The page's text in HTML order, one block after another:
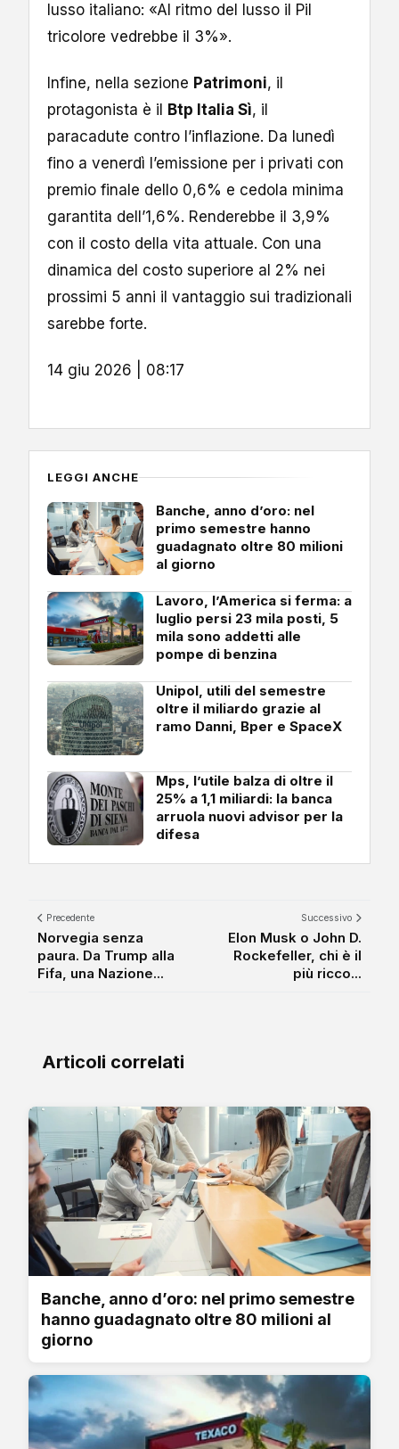
lusso italiano: «Al ritmo del lusso il Pil
tricolore vedrebbe il 3%».
Infine, nella sezione Patrimoni, il
protagonista è il Btp Italia Sì, il
paracadute contro l’inflazione. Da lunedì
fino a venerdì l’emissione per i privati con
premio finale dello 0,6% e cedola minima
garantita dell’1,6%. Renderebbe il 3,9%
con il costo della vita attuale. Con una
dinamica del costo superiore al 2% nei
prossimi 5 anni il vantaggio sui tradizionali
sarebbe forte.
14 giu 2026 | 08:17
LEGGI ANCHE
Banche, anno d’oro: nel
primo semestre hanno
guadagnato oltre 80 milioni
al giorno
Lavoro, l’America si ferma: a
luglio persi 23 mila posti, 5
mila sono addetti alle
pompe di benzina
Unipol, utili del semestre
oltre il miliardo grazie al
ramo Danni, Bper e SpaceX
Mps, l’utile balza di oltre il
25% a 1,1 miliardi: la banca
arruola nuovi advisor per la
difesa
Precedente
Norvegia senza
paura. Da Trump alla
Fifa, una Nazione...
Successivo
Elon Musk o John D.
Rockefeller, chi è il
più ricco...
Articoli correlati
Banche, anno d’oro: nel primo semestre
hanno guadagnato oltre 80 milioni al
giorno